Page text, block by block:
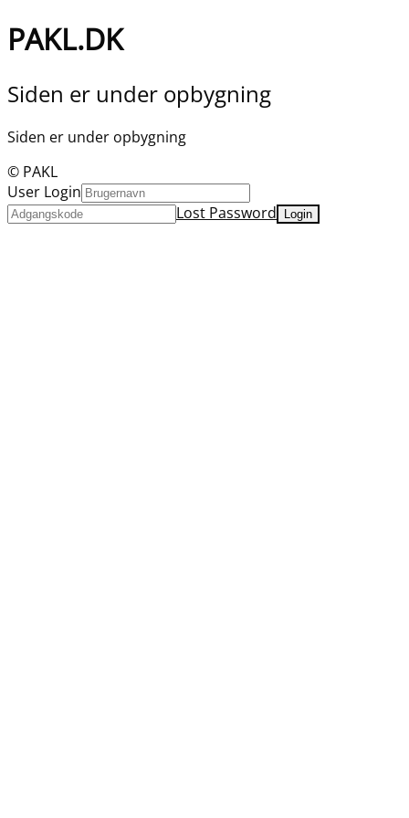
PAKL.DK
Siden er under opbygning
Siden er under opbygning
© PAKL
User Login
Lost Password